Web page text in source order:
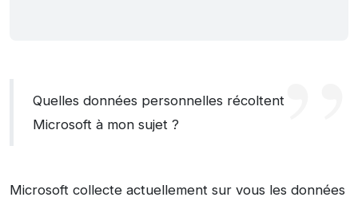
Quelles données personnelles récoltent
Microsoft à mon sujet ?
Microsoft collecte actuellement sur vous les données